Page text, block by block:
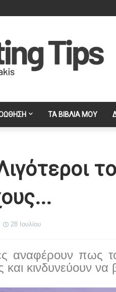
ΤΑ ΒΙΒΛΙΑ ΜΟΥ
28 Ιουλίου
αναφέρουν πως
και κινδυνεύουν να